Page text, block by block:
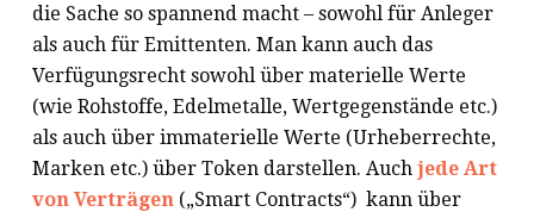
die Sache so spannend macht – sowohl für Anleger
als auch für Emittenten. Man kann auch das
Verfügungsrecht sowohl über materielle Werte
(wie Rohstoffe, Edelmetalle, Wertgegenstände etc.)
als auch über immaterielle Werte (Urheberrechte,
Marken etc.) über Token darstellen. Auch jede Art
von Verträgen(„Smart Contracts“) kann über